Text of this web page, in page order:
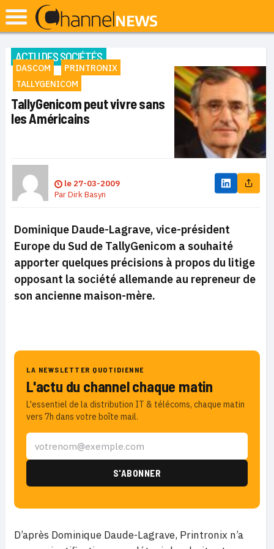
ACTU DES SOCIÉTÉS
DASCOM
PRINTRONIX
TALLYGENICOM
TallyGenicom peut vivre sans
les Américains
le 27-03-2009
ParDirk Basyn
Dominique Daude-Lagrave, vice-président
Europe du Sud de TallyGenicom a souhaité
apporter quelques précisions à propos du litige
opposant la société allemande au repreneur de
son ancienne maison-mère.
LA NEWSLETTER QUOTIDIENNE
L'actu du channel chaque matin
L'essentiel de la distribution IT & télécoms, chaque matin
vers 7h dans votre boîte mail.
D’après Dominique Daude-Lagrave, Printronix n’a